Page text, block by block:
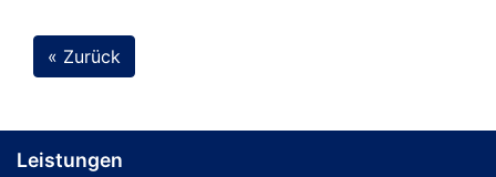
« Zurück
Leistungen